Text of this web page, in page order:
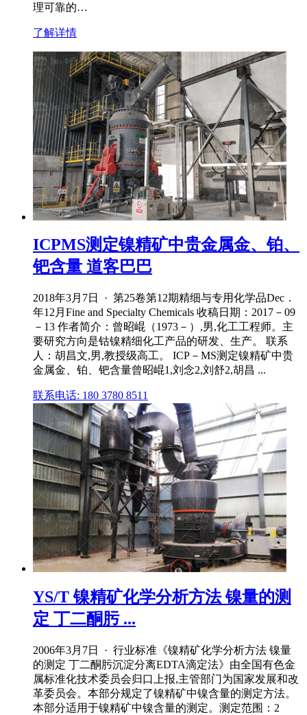
理可靠的…
了解详情
ICPMS测定镍精矿中贵金属金、铂、
钯含量 道客巴巴
2018年3月7日 · 第25卷第12期精细与专用化学品Dec．
年12月Fine and Specialty Chemicals 收稿日期：2017－09
－13 作者简介：曾昭崐（1973－）,男,化工工程师。主
要研究方向是钴镍精细化工产品的研发、生产。 联系
人：胡昌文,男,教授级高工。 ICP－MS测定镍精矿中贵
金属金、铂、钯含量曾昭崐1,刘念2,刘舒2,胡昌 ...
联系电话: 180 3780 8511
YS/T 镍精矿化学分析方法 镍量的测
定 丁二酮肟 ...
2006年3月7日 · 行业标准《镍精矿化学分析方法 镍量
的测定 丁二酮肟沉淀分离EDTA滴定法》由全国有色金
属标准化技术委员会归口上报,主管部门为国家发展和改
革委员会。本部分规定了镍精矿中镍含量的测定方法。
本部分适用于镍精矿中镍含量的测定。测定范围：2